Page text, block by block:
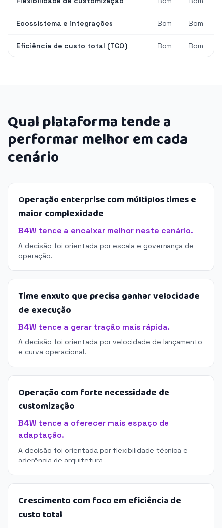
Ecossistema e integrações Bom Bom
Eficiência de custo total (TCO) Bom Bom
Qual plataforma tende a
performar melhor em cada
cenário
Operação enterprise com múltiplos times e
maior complexidade
B4W tende a encaixar melhor neste cenário.
A decisão foi orientada por escala e governança de
operação.
Time enxuto que precisa ganhar velocidade
de execução
B4W tende a gerar tração mais rápida.
A decisão foi orientada por velocidade de lançamento
e curva operacional.
Operação com forte necessidade de
customização
B4W tende a oferecer mais espaço de
adaptação.
A decisão foi orientada por flexibilidade técnica e
aderência de arquitetura.
Crescimento com foco em eficiência de
custo total